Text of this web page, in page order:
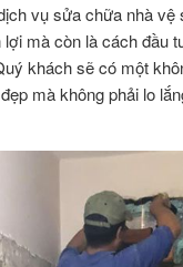
vụ sửa chữa nhà vệ
mà còn là cách đầu
khách sẽ có một
mà không phải lo